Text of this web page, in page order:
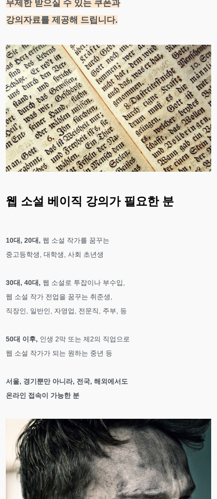
무제한 받으실 수 있는 쿠폰과
강의자료를 제공해 드립니다.
웹 소설 베이직 강의가 필요한 분
10대, 20대, 웹 소설 작가를 꿈꾸는
중고등학생, 대학생, 사회 초년생
30대, 40대, 웹 소설로 투잡이나 부수입,
웹 소설 작가 전업을 꿈꾸는 취준생,
직장인, 일반인, 자영업, 전문직, 주부, 등
50대 이후, 인생 2막 또는 제2의 직업으로
웹 소설 작가가 되는 원하는 중년 등
서울, 경기뿐만 아니라, 전국, 해외에서도
온라인 접속이 가능한 분